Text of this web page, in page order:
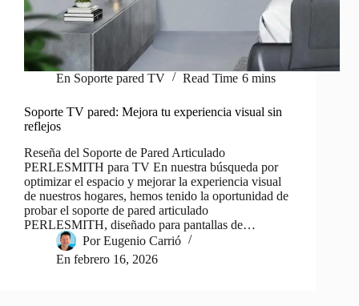
En Soporte pared TV Read Time 6 mins
Soporte TV pared: Mejora tu experiencia visual sin
reflejos
Reseña del Soporte de Pared Articulado
PERLESMITH para TV En nuestra búsqueda por
optimizar el espacio y mejorar la experiencia visual
de nuestros hogares, hemos tenido la oportunidad de
probar el soporte de pared articulado
PERLESMITH, diseñado para pantallas de…
Por Eugenio Carrió
En febrero 16, 2026